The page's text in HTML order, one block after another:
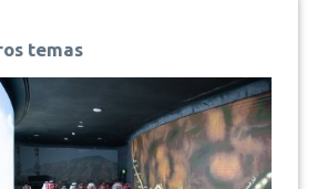
temas